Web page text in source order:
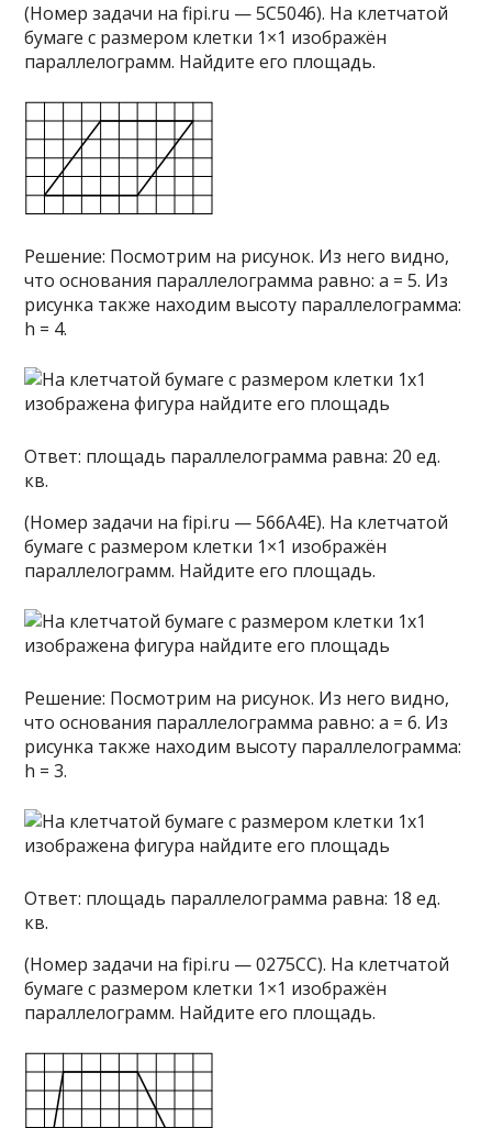
(Номер задачи на fipi.ru — 5C5046). На клетчатой
бумаге с размером клетки 1×1 изображён
параллелограмм. Найдите его площадь.
Решение: Посмотрим на рисунок. Из него видно,
что основания параллелограмма равно: a = 5. Из
рисунка также находим высоту параллелограмма:
h = 4.
Ответ: площадь параллелограмма равна: 20 ед.
кв.
(Номер задачи на fipi.ru — 566A4E). На клетчатой
бумаге с размером клетки 1×1 изображён
параллелограмм. Найдите его площадь.
Решение: Посмотрим на рисунок. Из него видно,
что основания параллелограмма равно: a = 6. Из
рисунка также находим высоту параллелограмма:
h = 3.
Ответ: площадь параллелограмма равна: 18 ед.
кв.
(Номер задачи на fipi.ru — 0275CC). На клетчатой
бумаге с размером клетки 1×1 изображён
параллелограмм. Найдите его площадь.